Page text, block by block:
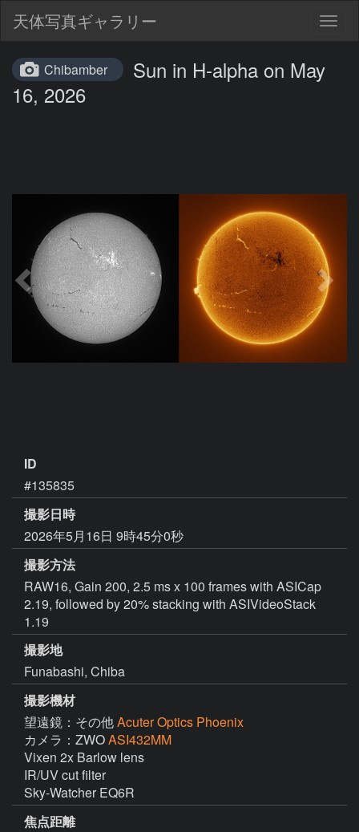
天体写真ギャラリー
Chibamber
Sun in H-alpha on May
16, 2026
ID
#135835
撮影日時
2026年5月16日 9時45分0秒
撮影方法
RAW16, Gain 200, 2.5 ms x 100 frames with ASICap
2.19, followed by 20% stacking with ASIVideoStack
1.19
撮影地
Funabashi, Chiba
撮影機材
望遠鏡：その他Acuter Optics Phoenix
カメラ：ZWOASI432MM
Vixen 2x Barlow lens
IR/UV cut filter
Sky-Watcher EQ6R
焦点距離